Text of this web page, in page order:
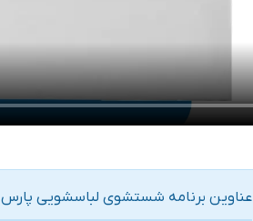
عناوین برنامه شستشوی لباسشویی پارس 1061